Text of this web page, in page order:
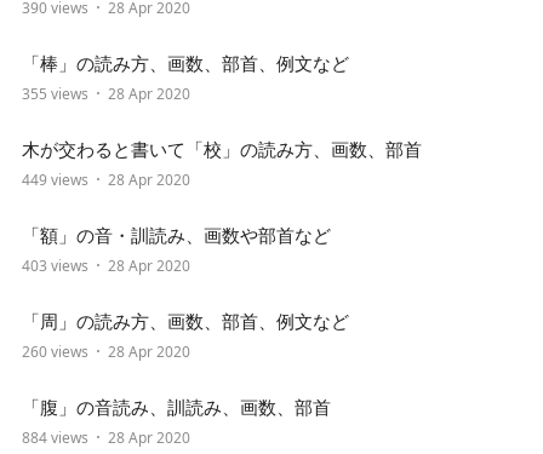
390 views 28 Apr 2020
「棒」の読み方、画数、部首、例文など
355 views 28 Apr 2020
木が交わると書いて「校」の読み方、画数、部首
449 views 28 Apr 2020
「額」の音・訓読み、画数や部首など
403 views 28 Apr 2020
「周」の読み方、画数、部首、例文など
260 views 28 Apr 2020
「腹」の音読み、訓読み、画数、部首
884 views 28 Apr 2020